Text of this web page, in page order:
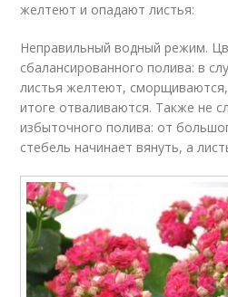
желтеют и опадают листья:
Неправильный водный режим.
сбалансированного полива: в
листья желтеют,
итоге отваливаются. Также не
избыточного полива: от
стебель начинает вянуть, а